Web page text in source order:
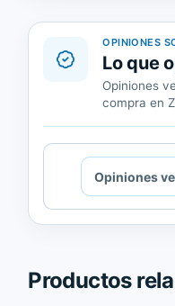
OPINIONES
Lo que
Opiniones
compra en
Cargando
contenido
de
Opiniones
Productos